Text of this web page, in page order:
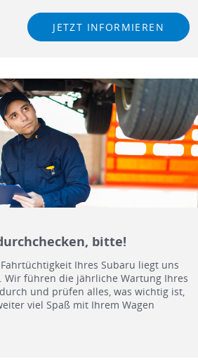
JETZT INFORMIEREN
bitte!
Ihres Subaru liegt uns
Wir führen die jährliche Wartung Ihres
und prüfen alles, was wichtig ist,
viel Spaß mit Ihrem Wagen